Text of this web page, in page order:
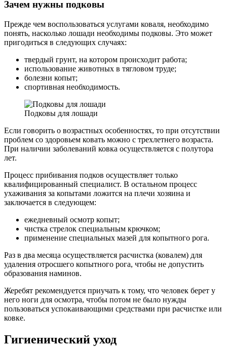
Зачем нужны подковы
Прежде чем воспользоваться услугами коваля, необходимо
понять, насколько лошади необходимы подковы. Это может
пригодиться в следующих случаях:
твердый грунт, на котором происходит работа;
использование животных в тягловом труде;
болезни копыт;
спортивная необходимость.
Подковы для лошади
Если говорить о возрастных особенностях, то при отсутствии
проблем со здоровьем ковать можно с трехлетнего возраста.
При наличии заболеваний ковка осуществляется с полутора
лет.
Процесс прибивания подков осуществляет только
квалифицированный специалист. В остальном процесс
ухаживания за копытами ложится на плечи хозяина и
заключается в следующем:
ежедневный осмотр копыт;
чистка стрелок специальным крючком;
применение специальных мазей для копытного рога.
Раз в два месяца осуществляется расчистка (ковалем) для
удаления отросшего копытного рога, чтобы не допустить
образования наминов.
Жеребят рекомендуется приучать к тому, что человек берет у
него ноги для осмотра, чтобы потом не было нужды
пользоваться успокаивающими средствами при расчистке или
ковке.
Гигиенический уход